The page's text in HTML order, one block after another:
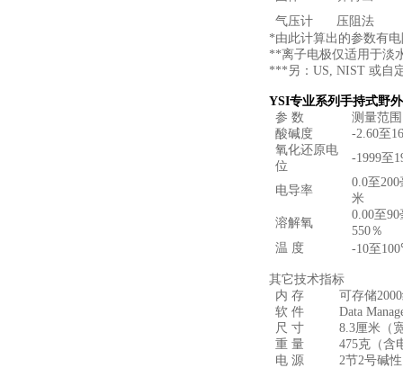
气压计
压阻法
*由此计算出的参数有
**离子电极仅适用于淡
*** 另： US, NIST 或自
YSI专业系列手持式野外
参 数
测量范围
酸碱度
-2.60至
氧化还原电
位
-1999至
电导率
0.0至200
米
溶解氧
0.00至90
550％
温 度
-10至
其它技术指标
内 存
可存储2000
软 件
Data
尺 寸
8.3厘米（
重 量
475克（含
电 源
2节2号碱